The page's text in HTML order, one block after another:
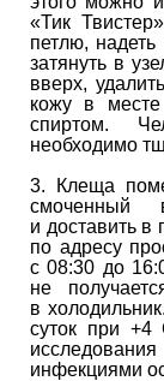
«Тик
петлю,
затянуть в
вверх,
кожу в
спиртом.
необходимо
3. Клеща
смоченный
и доставить в
по адресу
с 08:30 до
не
в
суток при
инфекциями